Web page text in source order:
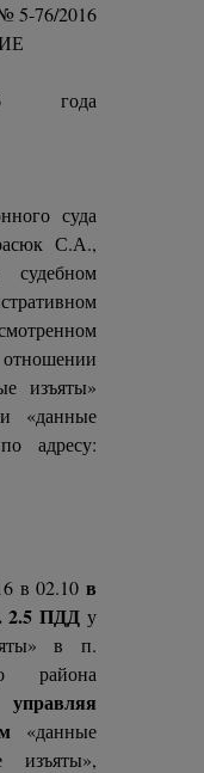
5-76/2016
года
суда
С.А.,
судебном
изъяты»
«данные
адресу:
в 02.10 в
2.5 ПДД у
в п.
района
управляя
«данные
изъяты»,